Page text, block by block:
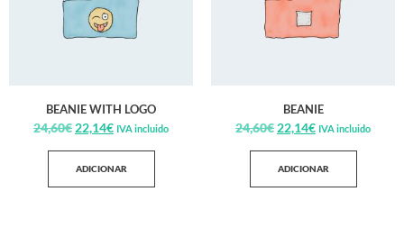
BEANIE WITH LOGO
24,60€ 22,14€ IVA incluido
ADICIONAR
BEANIE
24,60€ 22,14€ IVA incluido
ADICIONAR